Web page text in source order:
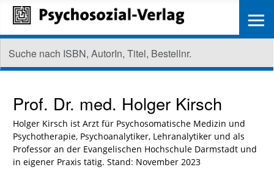
Prof. Dr. med. Holger Kirsch
Holger Kirsch ist Arzt für Psychosomatische Medizin und
Psychotherapie, Psychoanalytiker, Lehranalytiker und als
Professor an der Evangelischen Hochschule Darmstadt und
in eigener Praxis tätig. Stand: November 2023
≡